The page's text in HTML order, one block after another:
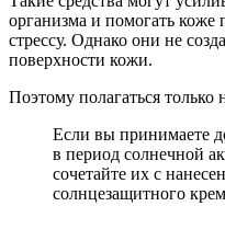
организма и помогать коже
стрессу. Однако они не
поверхности кожи.
Поэтому полагаться
Если вы принимаете
в период солнечной
сочетайте их с
солнцезащитного